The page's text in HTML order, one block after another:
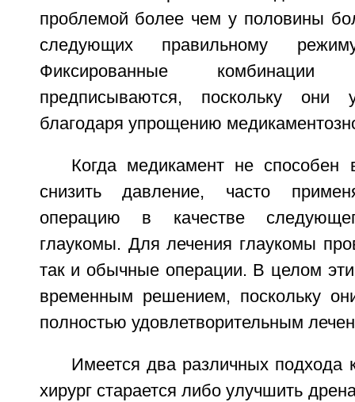
проблемой более чем у половины
следующих правильному
Фиксированные
предписываются, поскольку они
благодаря упрощению
Когда медикамент не способен
снизить давление, часто
операцию в качестве
глаукомы. Для лечения глаукомы
так и обычные операции. В целом
временным решением, поскольку
полностью удовлетворительным
Имеется два различных подхода
хирург старается либо улучшить